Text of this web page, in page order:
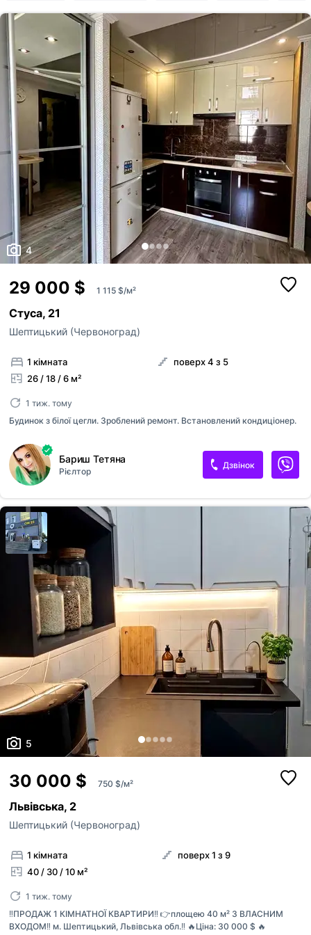
4
29 000 $ 1 115 $/м²
Стуса, 21
Шептицький (Червоноград)
1 кімната
26 / 18 / 6 м²
поверх 4 з 5
1 тиж. тому
Будинок з білої цегли. Зроблений ремонт. Встановлений кондиціонер.
Бариш Тетяна
Рієлтор
Дзвінок
5
30 000 $ 750 $/м²
Львівська, 2
Шептицький (Червоноград)
1 кімната
40 / 30 / 10 м²
поверх 1 з 9
1 тиж. тому
‼️ПРОДАЖ 1 КІМНАТНОЇ КВАРТИРИ‼️ 👉площею 40 м² З ВЛАСНИМ
ВХОДОМ‼️ м. Шептицький, Львівська обл.‼️ 🔥Ціна: 30 000 $ 🔥
Я - власник об'єкту
Це мій ексклюзив
Об'єкт не існує
Надіслати
вашого АН